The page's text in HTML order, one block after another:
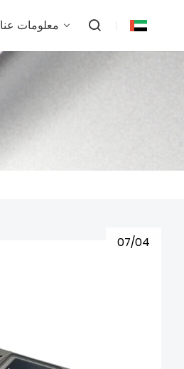
معلومات عنا
07/04